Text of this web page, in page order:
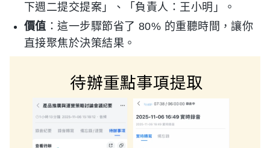
下週二提交提案」、「負責人：王小明」。
價值 ：這一步驟節省了 80% 的重聽時間，讓你
直接聚焦於決策結果。